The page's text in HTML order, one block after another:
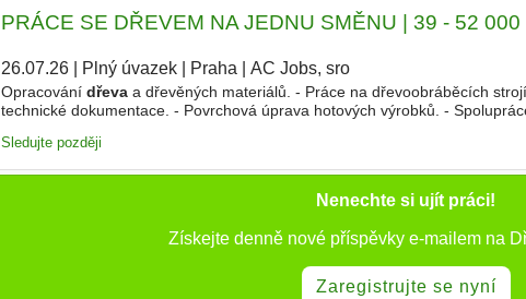
PRÁCE SE DŘEVEM NA JEDNU SMĚNU | 39 - 52 000
26.07.26| Plný úvazek| Praha AC Jobs, sro|
Opracování dřevaa dřevěných materiálů. - Práce na dřevoobráběcích
technické dokumentace. - Povrchová úprava hotových výrobků. -
Sledujte později
Nenechte si ujít práci!
Získejte denně nové příspěvky e-mailem na
Zaregistrujte se nyní